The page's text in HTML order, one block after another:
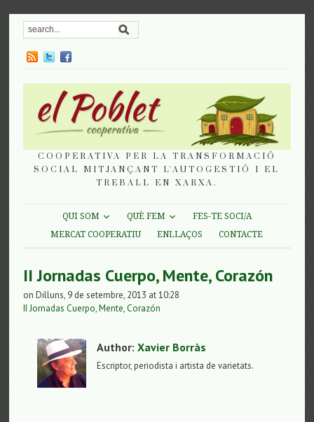
COOPERATIVA PER LA TRANSFORMACIÓ
SOCIAL MITJANÇANT L'AUTOGESTIÓ I EL
TREBALL EN XARXA.
QUI SOM QUÈ FEM
FES-TE SOCI/A
MERCAT COOPERATIU
ENLLAÇOS CONTACTE
II Jornadas Cuerpo, Mente, Corazón
on Dilluns, 9 de setembre, 2013 at 10:28
II Jornadas Cuerpo, Mente, Corazón
Author:Xavier Borràs
Escriptor, periodista i artista de varietats.